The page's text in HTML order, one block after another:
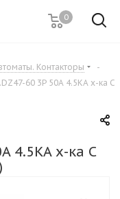
0
Контакторы
-
60 3P 50A 4.5KA х-ка C
4.5KA х-ка C